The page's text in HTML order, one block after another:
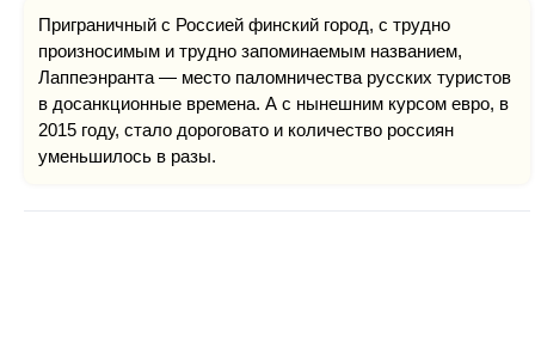
Приграничный с Россией финский город, с трудно
произносимым и трудно запоминаемым названием,
Лаппеэнранта — место паломничества русских туристов
в досанкционные времена. А с нынешним курсом евро, в
2015 году, стало дороговато и количество россиян
уменьшилось в разы.